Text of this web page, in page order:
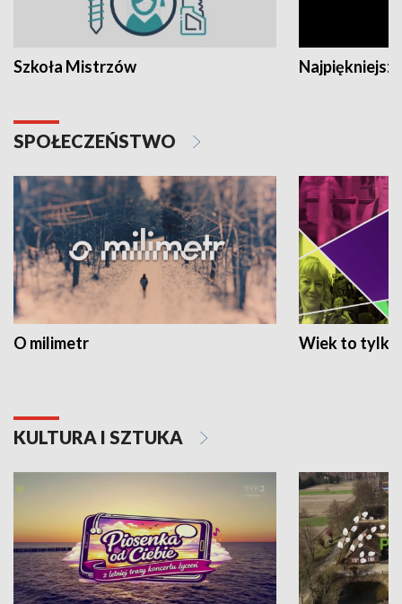
Szkoła Mistrzów
SPOŁECZEŃSTWO
O milimetr Wiek to tylko
KULTURA I SZTUKA